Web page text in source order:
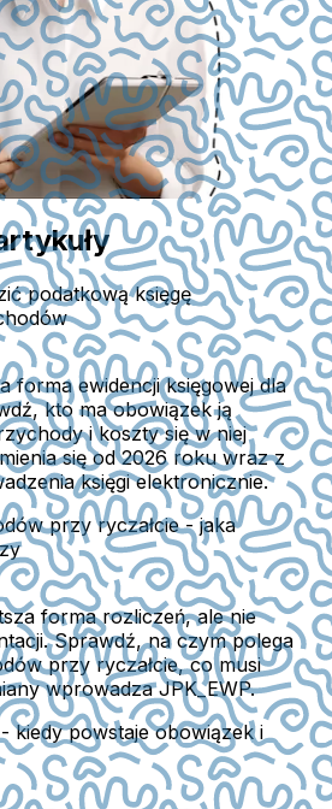
podatkową księgę
forma ewidencji księgowej dla
kto ma obowiązek ją
i koszty się w niej
się od 2026 roku wraz z
księgi elektronicznie.
przy ryczałcie - jaka
forma rozliczeń, ale nie
Sprawdź, na czym polega
przy ryczałcie, co musi
wprowadza JPK_EWP.
kiedy powstaje obowiązek i